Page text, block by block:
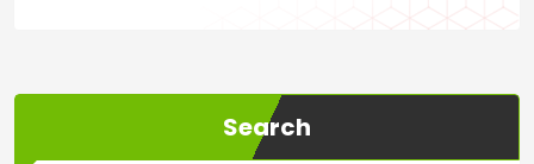
Search